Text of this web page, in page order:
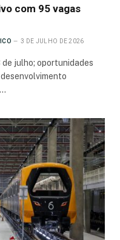
com 95 vagas
3 DE JULHO DE 2026
julho; oportunidades